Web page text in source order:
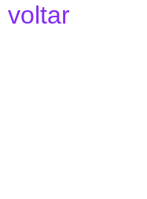
voltar